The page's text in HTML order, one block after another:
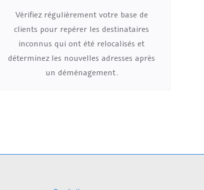
Vérifiez régulièrement votre base de
clients pour repérer les destinataires
inconnus qui ont été relocalisés et
déterminez les nouvelles adresses après
un déménagement.